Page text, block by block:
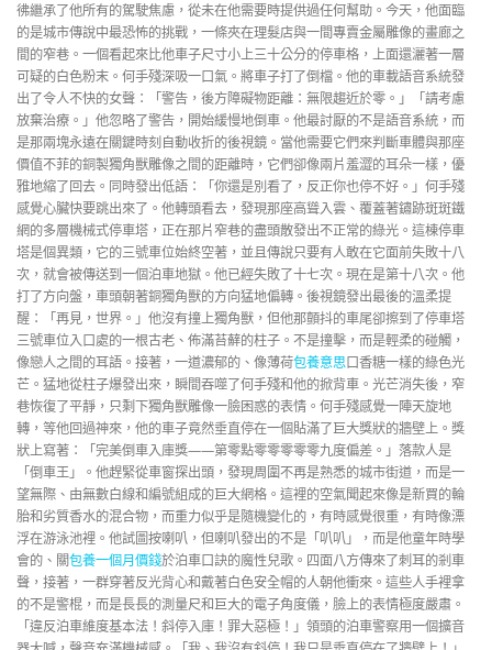
彿繼承了他所有的駕駛焦慮，從未在他需要時提供過任何幫助。今天，他面臨
的是城市傳說中最恐怖的挑戰，一條夾在理髮店與一間專賣金屬雕像的畫廊之
間的窄巷。一個看起來比他車子尺寸小上三十公分的停車格，上面還灑著一層
可疑的白色粉末。何手殘深吸一口氣。將車子打了倒檔。他的車載語音系統發
出了令人不快的女聲：「警告，後方障礙物距離：無限趨近於零。」「請考慮
放棄治療。」他忽略了警告，開始緩慢地倒車。他最討厭的不是語音系統，而
是那兩塊永遠在關鍵時刻自動收折的後視鏡。當他需要它們來判斷車體與那座
價值不菲的銅製獨角獸雕像之間的距離時，它們卻像兩片羞澀的耳朵一樣，優
雅地縮了回去。同時發出低語：「你還是別看了，反正你也停不好。」何手殘
感覺心臟快要跳出來了。他轉頭看去，發現那座高聳入雲、覆蓋著鏽跡斑斑鐵
網的多層機械式停車塔，正在那片窄巷的盡頭散發出不正常的綠光。這棟停車
塔是個異類，它的三號車位始終空著，並且傳說只要有人敢在它面前失敗十八
次，就會被傳送到一個泊車地獄。他已經失敗了十七次。現在是第十八次。他
打了方向盤，車頭朝著銅獨角獸的方向猛地偏轉。後視鏡發出最後的溫柔提
醒：「再見，世界。」他沒有撞上獨角獸，但他那顫抖的車尾卻擦到了停車塔
三號車位入口處的一根古老、佈滿苔蘚的柱子。不是撞擊，而是輕柔的碰觸，
像戀人之間的耳語。接著，一道濃郁的、像薄荷包養意思口香糖一樣的綠色光
芒。猛地從柱子爆發出來，瞬間吞噬了何手殘和他的掀背車。光芒消失後，窄
巷恢復了平靜，只剩下獨角獸雕像一臉困惑的表情。何手殘感覺一陣天旋地
轉，等他回過神來，他的車子竟然垂直停在一個貼滿了巨大獎狀的牆壁上。獎
狀上寫著：「完美倒車入庫獎——第零點零零零零零九度偏差。」落款人是
「倒車王」。他趕緊從車窗探出頭，發現周圍不再是熟悉的城市街道，而是一
望無際、由無數白線和編號組成的巨大網格。這裡的空氣聞起來像是新買的輪
胎和劣質香水的混合物，而重力似乎是隨機變化的，有時感覺很重，有時像漂
浮在游泳池裡。他試圖按喇叭，但喇叭發出的不是「叭叭」，而是他童年時學
會的、關包養一個月價錢於泊車口訣的魔性兒歌。四面八方傳來了刺耳的剎車
聲，接著，一群穿著反光背心和戴著白色安全帽的人朝他衝來。這些人手裡拿
的不是警棍，而是長長的測量尺和巨大的電子角度儀，臉上的表情極度嚴肅。
「違反泊車維度基本法！斜停入庫！罪大惡極！」領頭的泊車警察用一個擴音